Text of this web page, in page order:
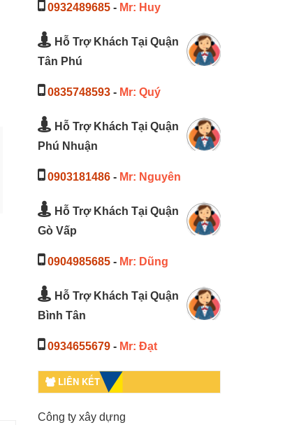
0932489685- Mr: Huy
Hỗ Trợ Khách Tại Quận
Tân Phú
0835748593- Mr: Quý
Hỗ Trợ Khách Tại Quận
Phú Nhuận
0903181486- Mr: Nguyên
Hỗ Trợ Khách Tại Quận
Gò Vấp
0904985685- Mr: Dũng
Hỗ Trợ Khách Tại Quận
Bình Tân
0934655679- Mr: Đạt
LIÊN KẾT
Công ty xây dựng